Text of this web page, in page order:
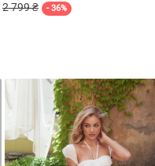
2 799 ₴ - 36%